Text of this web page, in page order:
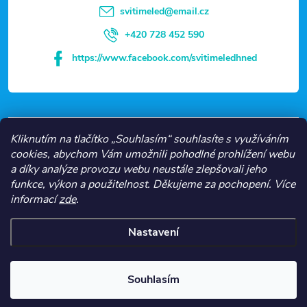
Kliknutím na tlačítko „Souhlasím“ souhlasíte s využíváním
cookies, abychom Vám umožnili pohodlné prohlížení webu
a díky analýze provozu webu neustále zlepšovali jeho
funkce, výkon a použitelnost. Děkujeme za pochopení. Více
informacízde.
Nastavení
Souhlasím
VŠE O NÁKUPU
NEJČASTĚJŠÍ KATEGORIE
svitimeled@email.cz
+420 728 452 590
https://www.facebook.com/svitimeledhned
Copyright 2026Svítíme LED. Všechna práva vyhrazena.